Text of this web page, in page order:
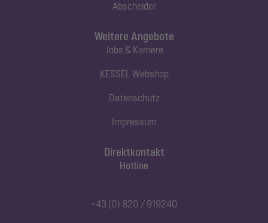
Abscheider
Direktkontakt
Hotline
+43 (0) 820 / 919240
Weitere Angebote
Jobs & Karriere
KESSEL Webshop
Datenschutz
Impressum